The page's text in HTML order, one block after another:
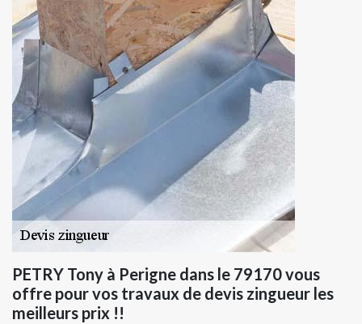
PETRY Tony à Perigne dans le 79170 vous
offre pour vos travaux de devis zingueur les
meilleurs prix !!